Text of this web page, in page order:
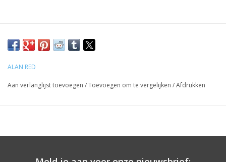
ALAN RED
Aan verlanglijst toevoegen /Toevoegen om te vergelijken /Afdrukken